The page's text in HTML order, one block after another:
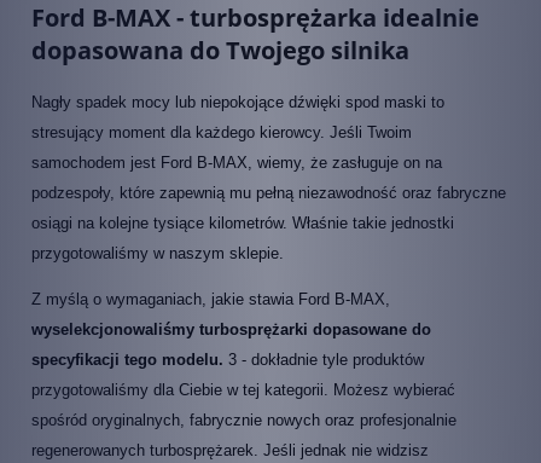
Ford B-MAX - turbosprężarka idealnie
dopasowana do Twojego silnika
Nagły spadek mocy lub niepokojące dźwięki spod maski to
stresujący moment dla każdego kierowcy. Jeśli Twoim
samochodem jest Ford B-MAX, wiemy, że zasługuje on na
podzespoły, które zapewnią mu pełną niezawodność oraz fabryczne
osiągi na kolejne tysiące kilometrów. Właśnie takie jednostki
przygotowaliśmy w naszym sklepie.
Z myślą o wymaganiach, jakie stawia Ford B-MAX,
wyselekcjonowaliśmy turbosprężarki dopasowane do
specyfikacji tego modelu. 3 - dokładnie tyle produktów
przygotowaliśmy dla Ciebie w tej kategorii. Możesz wybierać
spośród oryginalnych, fabrycznie nowych oraz profesjonalnie
regenerowanych turbosprężarek. Jeśli jednak nie widzisz